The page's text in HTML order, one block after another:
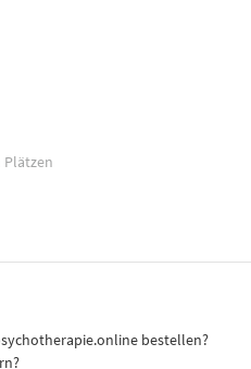
Plätzen
bestellen?